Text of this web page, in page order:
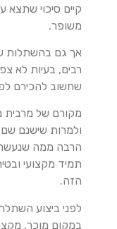
קיים סיכוי שתצא
משופר.
אך גם בהשתלות
רבים, בעיות לא
שחשוב להכירם
מקורם של מרבית
ולמרות שישנם
הרבה ממה
תמיד מקצועי
הזה.
לפני ביצוע
במקום מוכר,